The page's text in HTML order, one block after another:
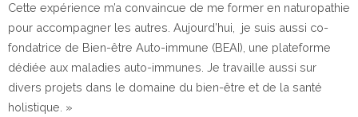
Cette expérience m’a convaincue de me former en naturopathie
pour accompagner les autres. Aujourd’hui, je suis aussi co-
fondatrice de Bien-être Auto-immune (BEAI), une plateforme
dédiée aux maladies auto-immunes. Je travaille aussi sur
divers projets dans le domaine du bien-être et de la santé
holistique. »